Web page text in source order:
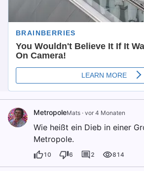
MetropoleMats · vor 4 Monaten
Wie heißt ein Dieb in einer
Metropole.
10 6 2 814